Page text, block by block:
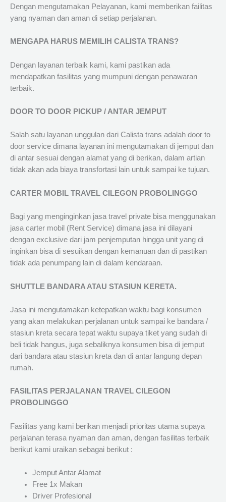
Dengan mengutamakan Pelayanan, kami memberikan failitas
yang nyaman dan aman di setiap perjalanan.
MENGAPA HARUS MEMILIH CALISTA TRANS?
Dengan layanan terbaik kami, kami pastikan ada
mendapatkan fasilitas yang mumpuni dengan penawaran
terbaik.
DOOR TO DOOR PICKUP / ANTAR JEMPUT
Salah satu layanan unggulan dari Calista trans adalah door to
door service dimana layanan ini mengutamakan di jemput dan
di antar sesuai dengan alamat yang di berikan, dalam artian
tidak akan ada biaya transfortasi lain untuk sampai ke tujuan.
CARTER MOBIL TRAVEL CILEGON PROBOLINGGO
Bagi yang menginginkan jasa travel private bisa menggunakan
jasa carter mobil (Rent Service) dimana jasa ini dilayani
dengan exclusive dari jam penjemputan hingga unit yang di
inginkan bisa di sesuikan dengan kemanuan dan di pastikan
tidak ada penumpang lain di dalam kendaraan.
SHUTTLE BANDARA ATAU STASIUN KERETA.
Jasa ini mengutamakan ketepatkan waktu bagi konsumen
yang akan melakukan perjalanan untuk sampai ke bandara /
stasiun kreta secara tepat waktu supaya tiket yang sudah di
beli tidak hangus, juga sebaliknya konsumen bisa di jemput
dari bandara atau stasiun kreta dan di antar langung depan
rumah.
FASILITAS PERJALANAN TRAVEL CILEGON
PROBOLINGGO
Fasilitas yang kami berikan menjadi prioritas utama supaya
perjalanan terasa nyaman dan aman, dengan fasilitas terbaik
berikut kami uraikan sebagai berikut :
Jemput Antar Alamat
Free 1x Makan
Driver Profesional